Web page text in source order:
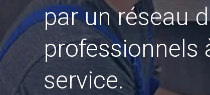
par un réseau
professionnels
service.